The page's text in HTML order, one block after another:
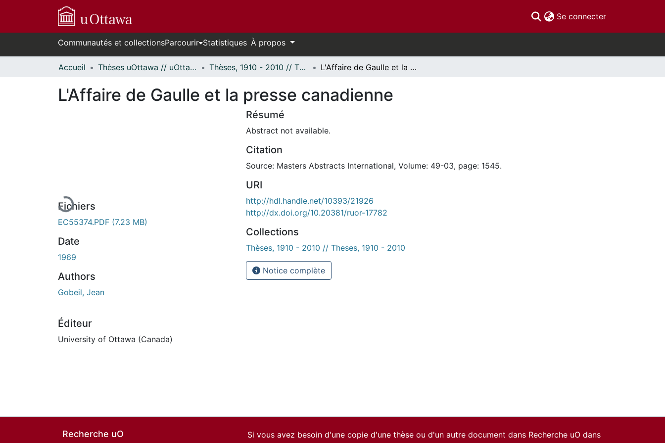
Se connecter(current)
Communautés et collectionsParcourir Statistiques À propos
Accueil Thèses uOttawa // uOttawa Theses Thèses, 1910 - 2010 // Theses, 1910 - 2010 L'Affaire de Gaulle et la presse canadienne
L'Affaire de Gaulle et la presse canadienne
Fichiers
EC55374.PDF (7.23 MB)
Date
1969
Authors
Gobeil, Jean
Éditeur
University of Ottawa (Canada)
Résumé
Abstract not available.
Citation
Source: Masters Abstracts International, Volume: 49-03, page: 1545.
URI
http://hdl.handle.net/10393/21926
http://dx.doi.org/10.20381/ruor-17782
Collections
Thèses, 1910 - 2010 // Theses, 1910 - 2010
Notice complète
Recherche uO
Si vous avez besoin d'une copie d'une thèse ou d'un autre document dans Recherche uO dans